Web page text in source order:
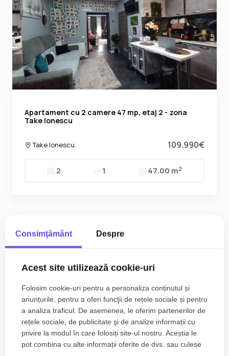
Apartament cu 2 camere 47 mp, etaj 2 - zona
Take Ionescu
Take Ionescu 109.990€
2 1 47.00 m2
Consimţământ Despre
Acest site utilizează cookie-uri
Folosim cookie-uri pentru a personaliza conținutul și
anunțurile, pentru a oferi funcţii de rețele sociale și pentru
a analiza traficul. De asemenea, le oferim partenerilor de
rețele sociale, de publicitate şi de analize informații cu
privire la modul în care folosiți site-ul nostru. Aceștia le
pot combina cu alte informații oferite de dvs. sau culese